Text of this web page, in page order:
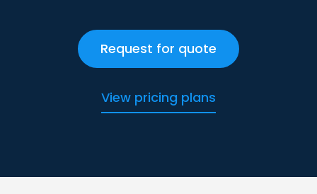
Request for quote
View pricing plans